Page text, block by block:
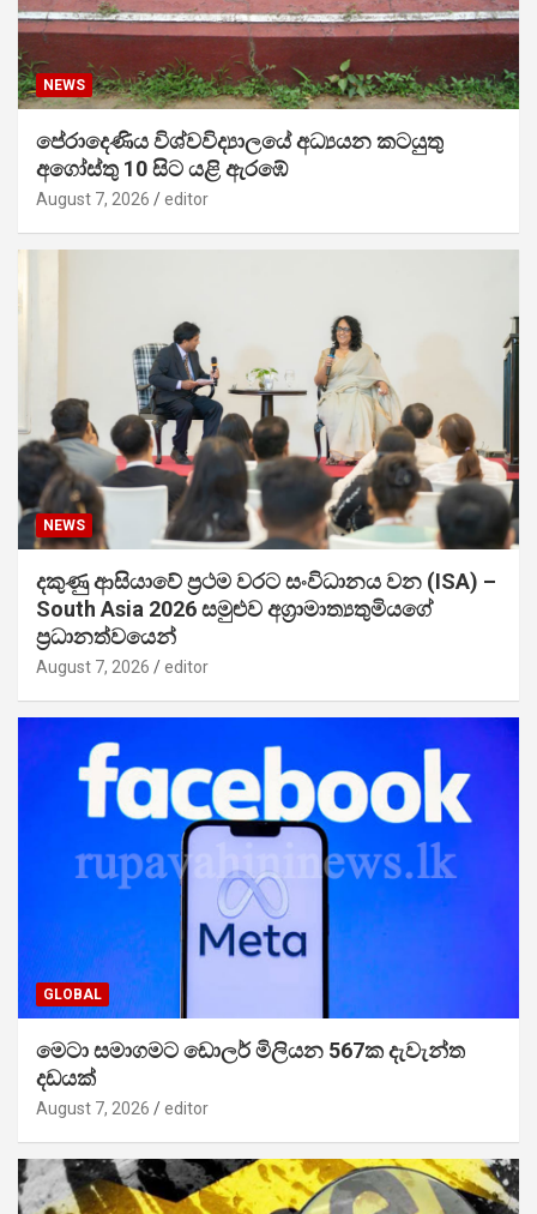
NEWS
පේරාදෙණිය විශ්වවිද්‍යාලයේ අධ්‍යයන කටයුතු
අගෝස්තු 10 සිට යළි ඇරඹේ
August 7, 2026 editor
NEWS
දකුණු ආසියාවේ ප්‍රථම වරට සංවිධානය වන (ISA) –
South Asia 2026 සමුළුව අග්‍රාමාත්‍යතුමියගේ
ප්‍රධානත්වයෙන්
August 7, 2026 editor
GLOBAL
මෙටා සමාගමට ඩොලර් මිලියන 567ක දැවැන්ත
දඩයක්
August 7, 2026 editor